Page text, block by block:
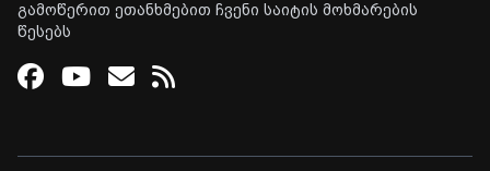
გამოწერით ეთანხმებით ჩვენი საიტის მოხმარების
წესებს
Facebook
Youtube
Email
RSS